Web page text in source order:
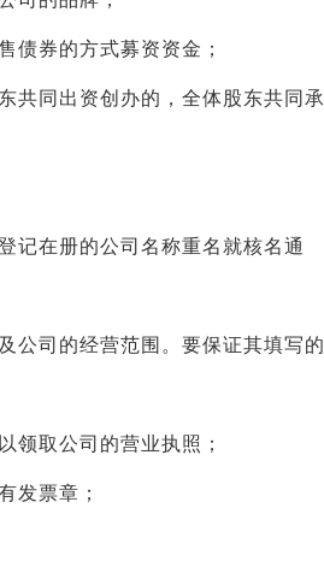
债券的方式募资资金；
共同出资创办的，全体股东共同承
记在册的公司名称重名就核名通
公司的经营范围。要保证其填写的
领取公司的营业执照；
发票章；